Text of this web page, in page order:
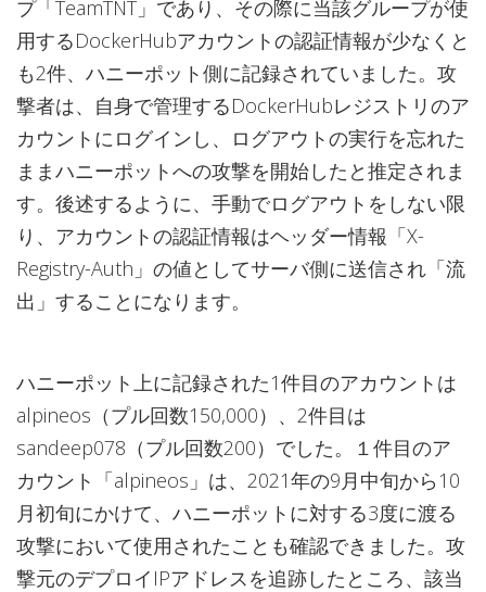
プ「TeamTNT」であり、その際に当該グループが使
用するDockerHubアカウントの認証情報が少なくと
も2件、ハニーポット側に記録されていました。攻
撃者は、自身で管理するDockerHubレジストリのア
カウントにログインし、ログアウトの実行を忘れた
ままハニーポットへの攻撃を開始したと推定されま
す。後述するように、手動でログアウトをしない限
り、アカウントの認証情報はヘッダー情報「X-
Registry-Auth」の値としてサーバ側に送信され「流
出」することになります。
ハニーポット上に記録された1件目のアカウントは
alpineos（プル回数150,000）、2件目は
sandeep078（プル回数200）でした。１件目のア
カウント「alpineos」は、2021年の9月中旬から10
月初旬にかけて、ハニーポットに対する3度に渡る
攻撃において使用されたことも確認できました。攻
撃元のデプロイIPアドレスを追跡したところ、該当